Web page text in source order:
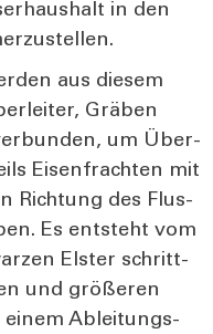
in den
aus die­sem
Grä­ben
um Über­
Eisen­frach­ten mit
Rich­tung des Flus­
Es ent­steht vom
Els­ter schritt­
und grö­ße­ren
einem Ablei­tungs­